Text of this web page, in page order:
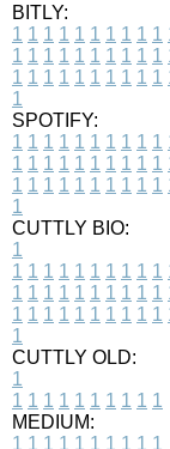
BITLY:
1 1 1 1 1 1 1 1 1 1
1 1 1 1 1 1 1 1 1 1
1 1 1 1 1 1 1 1 1 1
1
SPOTIFY:
1 1 1 1 1 1 1 1 1 1
1 1 1 1 1 1 1 1 1 1
1 1 1 1 1 1 1 1 1 1
1
CUTTLY BIO:
1
1 1 1 1 1 1 1 1 1 1
1 1 1 1 1 1 1 1 1 1
1 1 1 1 1 1 1 1 1 1
1
CUTTLY OLD:
1
1 1 1 1 1 1 1 1 1 1
MEDIUM:
1 1 1 1 1 1 1 1 1 1